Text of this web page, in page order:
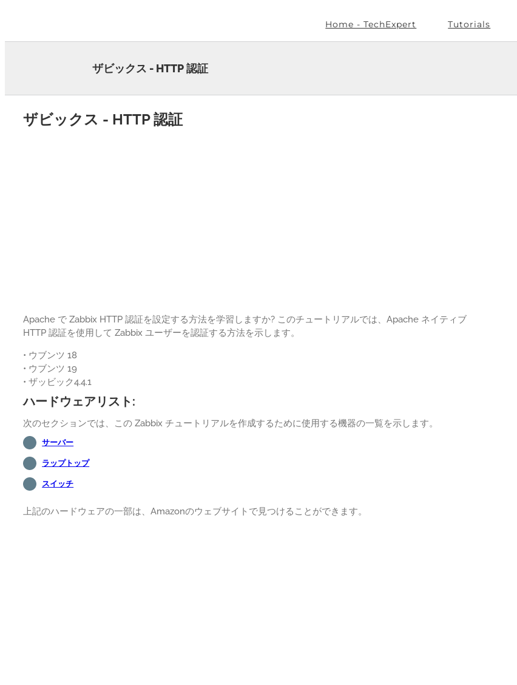
Home - TechExpert Tutorials
ザビックス - HTTP 認証
ザビックス - HTTP 認証
Apache で Zabbix HTTP 認証を設定する方法を学習しますか? このチュートリアルでは、Apache ネイティブ
HTTP 認証を使用して Zabbix ユーザーを認証する方法を示します。
• ウブンツ 18
• ウブンツ 19
• ザッビック4.4.1
ハードウェアリスト:
次のセクションでは、この Zabbix チュートリアルを作成するために使用する機器の一覧を示します。
サーバー
ラップトップ
スイッチ
上記のハードウェアの一部は、Amazonのウェブサイトで見つけることができます。